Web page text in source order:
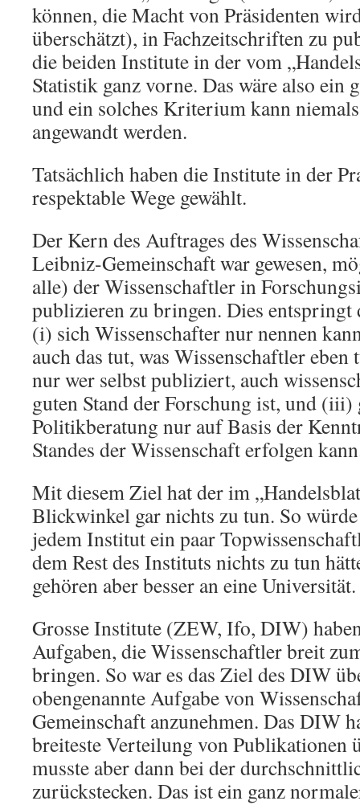
können, die Macht von Präsidenten
überschätzt), in Fachzeitschriften zu
die beiden Institute in der vom
Statistik ganz vorne. Das wäre also ein
und ein solches Kriterium kann
angewandt werden.
Tatsächlich haben die Institute in der
respektable Wege gewählt.
Der Kern des Auftrages des
Leibniz-Gemeinschaft war gewesen,
alle) der Wissenschaftler in
publizieren zu bringen. Dies entspringt
(i) sich Wissenschafter nur nennen
auch das tut, was Wissenschaftler
nur wer selbst publiziert, auch
guten Stand der Forschung ist, und
Politikberatung nur auf Basis der
Standes der Wissenschaft erfolgen
Mit diesem Ziel hat der im
Blickwinkel gar nichts zu tun. So
jedem Institut ein paar
dem Rest des Instituts nichts zu tun
gehören aber besser an eine Universität.
Grosse Institute (ZEW, Ifo, DIW)
Aufgaben, die Wissenschaftler breit
bringen. So war es das Ziel des DIW
obengenannte Aufgabe von
Gemeinschaft anzunehmen. Das DIW
breiteste Verteilung von Publikationen
musste aber dann bei der
zurückstecken. Das ist ein ganz